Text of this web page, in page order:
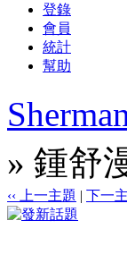
登錄
會員
統計
幫助
» 鍾舒
‹‹ 上一主題 | 下一